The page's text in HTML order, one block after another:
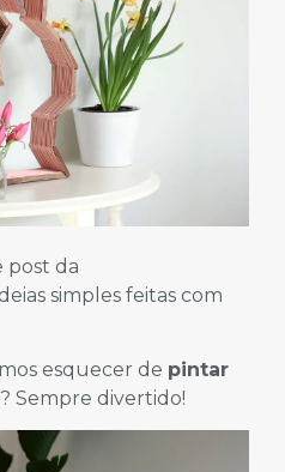
post da
simples feitas com
esquecer de pintar
Sempre divertido!